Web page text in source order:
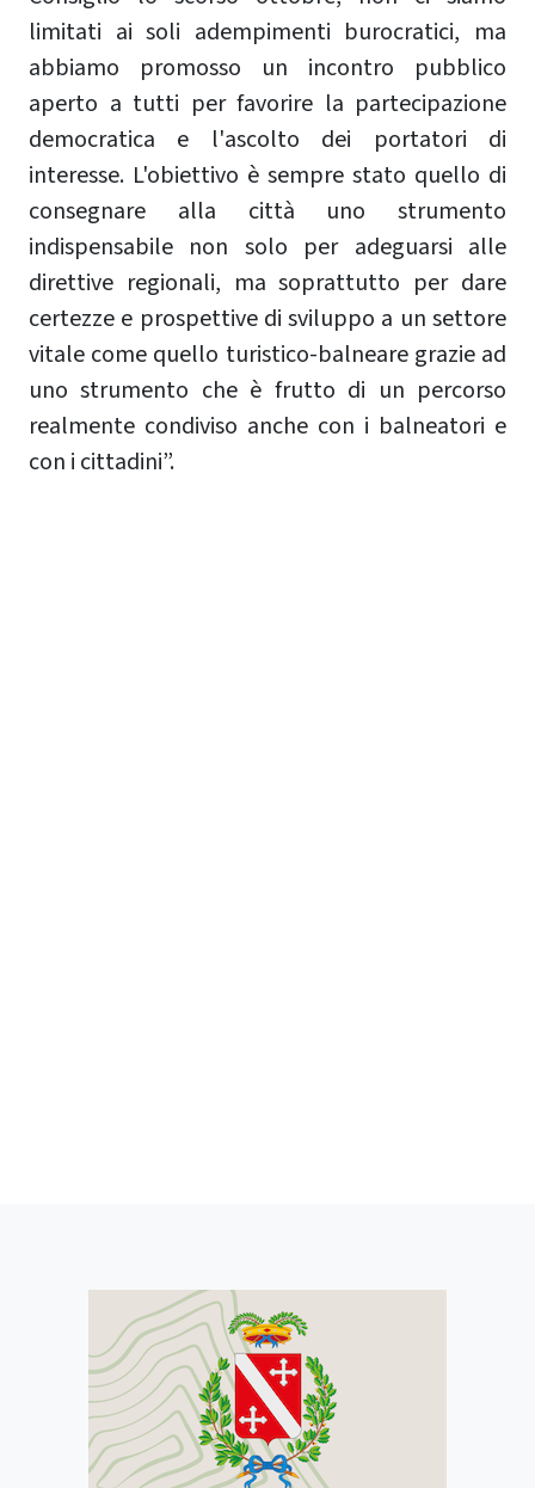
limitati ai soli adempimenti burocratici, ma
abbiamo promosso un incontro pubblico
aperto a tutti per favorire la partecipazione
democratica e l'ascolto dei portatori di
interesse. L'obiettivo è sempre stato quello di
consegnare alla città uno strumento
indispensabile non solo per adeguarsi alle
direttive regionali, ma soprattutto per dare
certezze e prospettive di sviluppo a un settore
vitale come quello turistico-balneare grazie ad
uno strumento che è frutto di un percorso
realmente condiviso anche con i balneatori e
con i cittadini”.